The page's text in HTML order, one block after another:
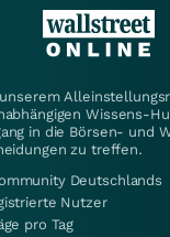
Wissens-
in die Börsen- und
zu treffen.
Deutschlands
Nutzer
pro Tag